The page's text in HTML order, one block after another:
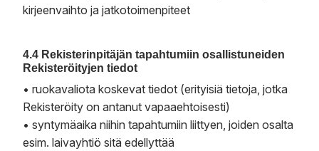
kirjeenvaihto ja jatkotoimenpiteet
4.4 Rekisterinpitäjän tapahtumiin osallistuneiden
Rekisteröityjen tiedot
• ruokavaliota koskevat tiedot (erityisiä tietoja, jotka
Rekisteröity on antanut vapaaehtoisesti)
• syntymäaika niihin tapahtumiin liittyen, joiden osalta
esim. laivayhtiö sitä edellyttää